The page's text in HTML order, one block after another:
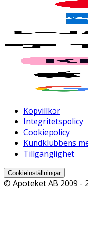
Köpvillkor
Integritetspolicy
Cookiepolicy
Kundklubbens
Tillgänglighet
Cookieinställningar
© Apoteket AB 2009 -